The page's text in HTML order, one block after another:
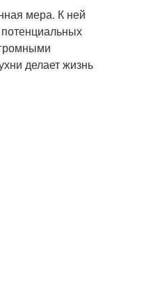
мера. К ней
делает жизнь